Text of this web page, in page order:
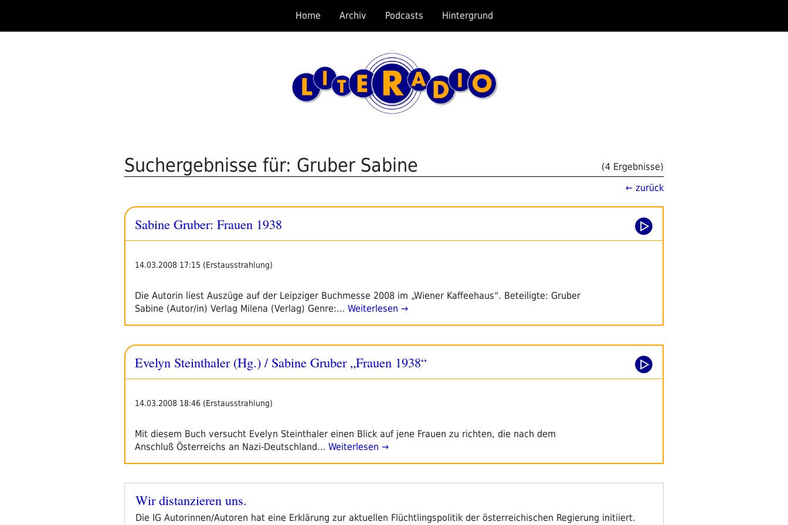
springen
Home Archiv Podcasts Hintergrund
Suchergebnisse für: Gruber Sabine
(4 Ergebnisse)
← zurück
Sabine Gruber: Frauen 1938
14.03.2008 17:15 (Erstausstrahlung)
Die Autorin liest Auszüge auf der Leipziger Buchmesse 2008 im „Wiener Kaffeehaus“. Beteiligte: Gruber
Sabine (Autor/in) Verlag Milena (Verlag) Genre:… Weiterlesen →
Evelyn Steinthaler (Hg.) / Sabine Gruber „Frauen 1938“
14.03.2008 18:46 (Erstausstrahlung)
Mit diesem Buch versucht Evelyn Steinthaler einen Blick auf jene Frauen zu richten, die nach dem
Anschluß Österreichs an Nazi-Deutschland… Weiterlesen →
Veröffentlicht
Wir distanzieren uns.
Die IG Autorinnen/Autoren hat eine Erklärung zur aktuellen Flüchtlingspolitik der österreichischen Regierung initiiert.